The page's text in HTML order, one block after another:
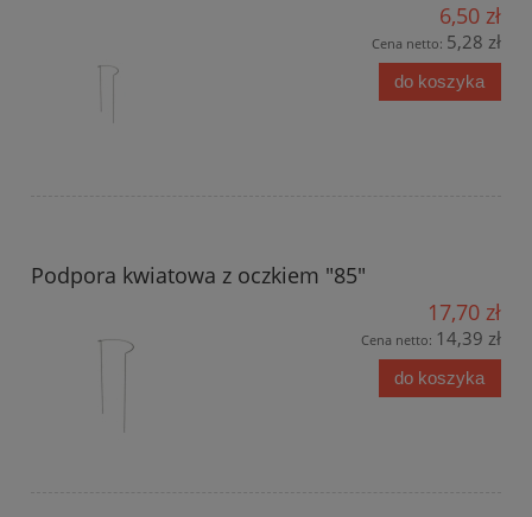
6,50 zł
Cena netto: 5,28 zł
do koszyka
Podpora kwiatowa z oczkiem "85"
17,70 zł
Cena netto: 14,39 zł
do koszyka